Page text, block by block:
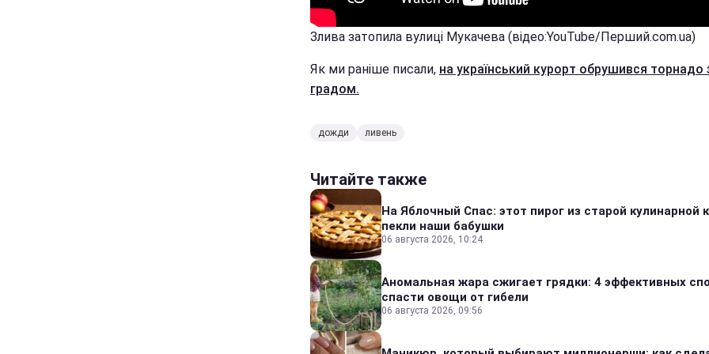
Злива затопила вулиці Мукачева (відео:YouTube/Перший.com.ua)
Як ми раніше писали, на український курорт обрушився торнадо
градом.
дожди ливень
Читайте также
На Яблочный Спас: этот пирог из старой кулинарной
пекли наши бабушки
06 августа 2026, 10:24
Аномальная жара сжигает грядки: 4 эффективных
спасти овощи от гибели
06 августа 2026, 09:56